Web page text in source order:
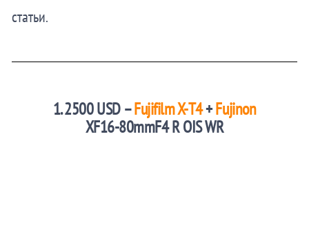
статьи.
1. 2500 USD –Fujifilm X-T4+Fujinon
XF16-80mmF4 R OIS WR